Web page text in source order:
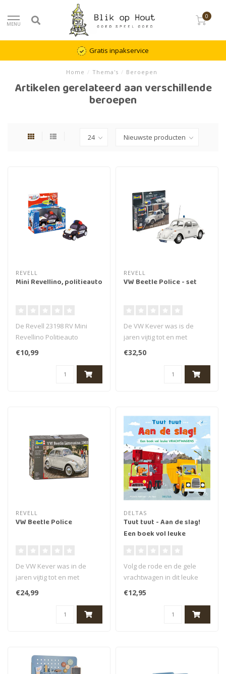
MENU
0
Gratis inpakservice
Home / Thema's / Beroepen
Artikelen gerelateerd aan verschillende
beroepen
REVELL
Mini Revellino, politieauto
De Revell 23198 RV Mini
Revellino Politieauto
Voertuig is geschikt voor
gebruik ..
€10,99
REVELL
VW Beetle Police - set
De VW Kever was is de
jaren vijtig tot en met
zeventig in Nederland een
standaar..
€32,50
REVELL
VW Beetle Police
De VW Kever was in de
jaren vijtig tot en met
zeventig in Nederland een
standaar..
€24,99
DELTAS
Tuut tuut - Aan de slag!
Een boek vol leuke
Volg de rode en de gele
vrachtwagen in dit leuke
kartonboek. Ze moeten
naar de b..
€12,95